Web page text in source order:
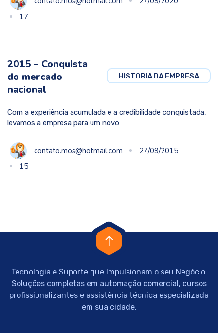
17
HISTORIA DA EMPRESA
2015 – Conquista
do mercado
nacional
Com a experiência acumulada e a credibilidade conquistada,
levamos a empresa para um novo
contato.mos@hotmail.com
27/09/2015
15
Tecnologia e Suporte que Impulsionam o seu Negócio.
Soluções completas em automação comercial, cursos
profissionalizantes e assistência técnica especializada
em sua cidade.